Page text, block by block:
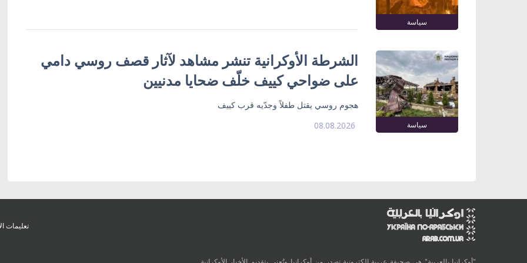
سياسة
سياسة
الشرطة الأوكرانية تنشر مشاهد لآثار قصف روسي دامي
على ضواحي كييف خلّف ضحايا مدنيين
هجوم روسي يقتل طفلاً وجدّيه قرب كييف
08.08.2026
تعليمات